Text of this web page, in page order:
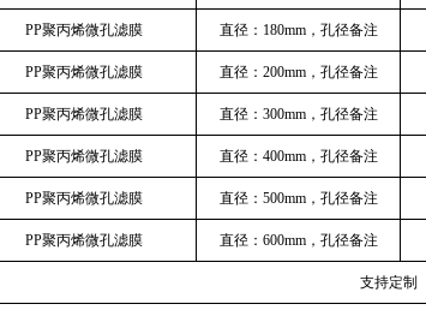
PP聚丙烯微孔滤膜 直径：180mm，孔径备注
PP聚丙烯微孔滤膜 直径：200mm，孔径备注
PP聚丙烯微孔滤膜 直径：300mm，孔径备注
PP聚丙烯微孔滤膜 直径：400mm，孔径备注
PP聚丙烯微孔滤膜 直径：500mm，孔径备注
PP聚丙烯微孔滤膜 直径：600mm，孔径备注
支持定制